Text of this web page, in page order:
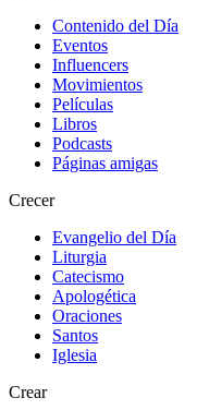
Contenido del Día
Eventos
Influencers
Movimientos
Películas
Libros
Podcasts
Páginas amigas
Crecer
Evangelio del Día
Liturgia
Catecismo
Apologética
Oraciones
Santos
Iglesia
Crear